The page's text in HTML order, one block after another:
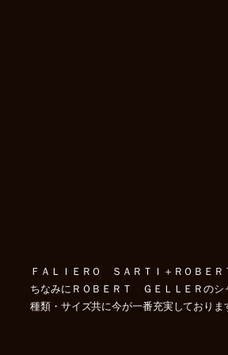
ＦＡＬＩＥＲＯ ＳＡＲＴＩ＋ＲＯＢＥ
ちなみにＲＯＢＥＲＴ ＧＥＬＬＥＲのシ
種類・サイズ共に今が一番充実しておりま